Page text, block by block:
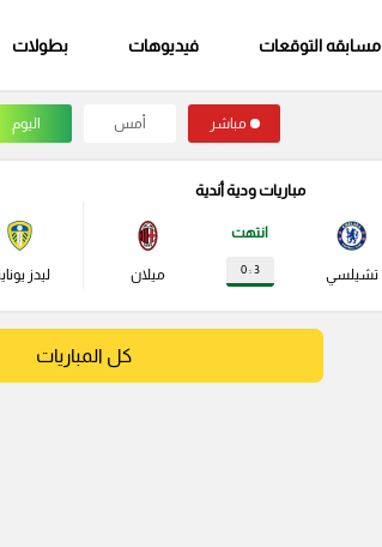
مسابقه التوقعات فيديوهات بطولات
مباشر أمس اليوم
مباريات ودية أندية
تشيلسي
انتهت
3 : 0 ميلان ليدز
كل المباريات